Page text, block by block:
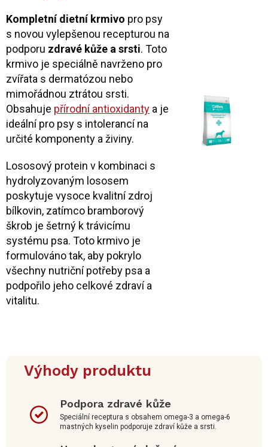
Kompletní dietní krmivo pro psy
s novou vylepšenou recepturou na
podporu zdravé kůže a srsti. Toto
krmivo je speciálně navrženo pro
zvířata s dermatózou nebo
mimořádnou ztrátou srsti.
Obsahuje přírodní antioxidanty a je
ideální pro psy s intolerancí na
určité komponenty a živiny.
Lososový protein v kombinaci s
hydrolyzovaným lososem
poskytuje vysoce kvalitní zdroj
bílkovin, zatímco bramborový
škrob je šetrný k trávicímu
systému psa. Toto krmivo je
formulováno tak, aby pokrylo
všechny nutriční potřeby psa a
podpořilo jeho celkové zdraví a
vitalitu.
Výhody produktu
Podpora zdravé kůže
Speciální receptura s obsahem omega-3 a omega-6
mastných kyselin podporuje zdraví kůže a srsti.